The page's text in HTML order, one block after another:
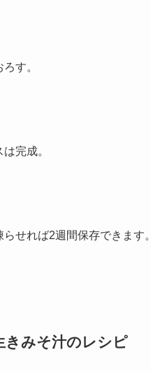
す。
完成。
せれば2週間保存できます。
きみそ汁のレシピ